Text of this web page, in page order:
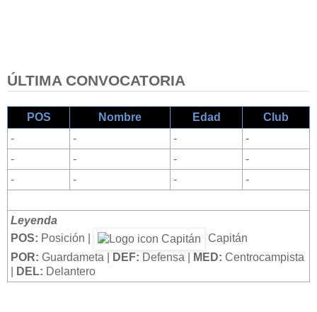
ÚLTIMA CONVOCATORIA
POS Nombre Edad
Club
-
- -
-
-
- -
-
-
- - -
Leyenda
POS: Posición |
Capitán
POR: Guardameta | DEF: Defensa | MED: Centrocampista
DEL: Delantero